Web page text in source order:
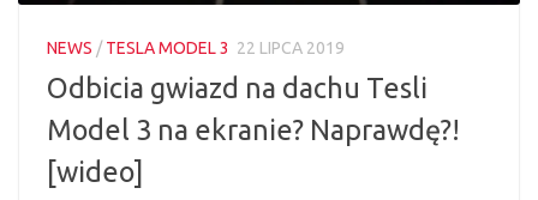
NEWS /TESLA MODEL 3 22 LIPCA 2019
Odbicia gwiazd na dachu Tesli
Model 3 na ekranie? Naprawdę?!
[wideo]